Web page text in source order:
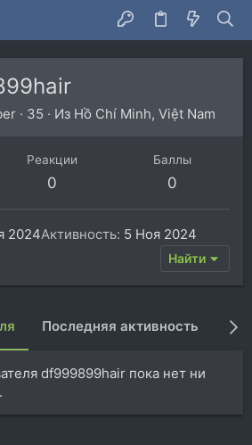
· 35 · Из Hồ Chí Minh, Việt Nam
Реакции
0
Баллы
0
2024Активность 5 Ноя 2024
Найти
Последняя активность
df999899hair пока нет ни